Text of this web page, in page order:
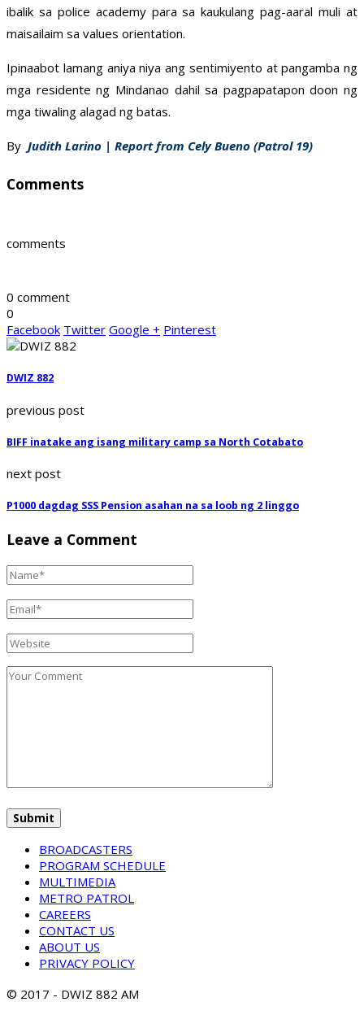
ibalik sa police academy para sa kaukulang pag-aaral muli at
maisailaim sa values orientation.
Ipinaabot lamang aniya niya ang sentimiyento at pangamba ng
mga residente ng Mindanao dahil sa pagpapatapon doon ng
mga tiwaling alagad ng batas.
By Judith Larino | Report from Cely Bueno (Patrol 19)
Comments
comments
0 comment
0
Facebook Twitter Google + Pinterest
DWIZ 882
previous post
BIFF inatake ang isang military camp sa North Cotabato
next post
P1000 dagdag SSS Pension asahan na sa loob ng 2 linggo
Leave a Comment
BROADCASTERS
PROGRAM SCHEDULE
MULTIMEDIA
METRO PATROL
CAREERS
CONTACT US
ABOUT US
PRIVACY POLICY
© 2017 - DWIZ 882 AM